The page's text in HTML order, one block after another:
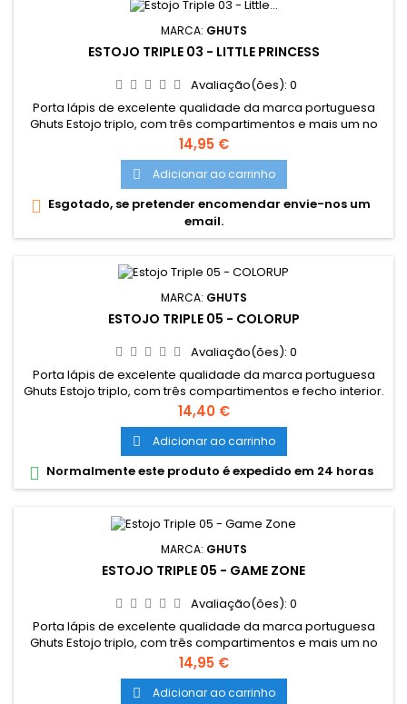
MARCA: GHUTS
ESTOJO TRIPLE 03 - LITTLE PRINCESS
Avaliação(ões): 0
Porta lápis de excelente qualidade da marca portuguesa
Ghuts Estojo triplo, com três compartimentos e mais um no
fecho interior. Dimensões: 22,5 x 11 x 5 cm Características:
Polyester 600D; Fechos e cursor certificados YKK
Preço
14,95 €
 Adicionar ao carrinho
 Esgotado, se pretender encomendar envie-nos um
email.
MARCA: GHUTS
ESTOJO TRIPLE 05 - COLORUP
Avaliação(ões): 0
Porta lápis de excelente qualidade da marca portuguesa
Ghuts Estojo triplo, com três compartimentos e fecho interior.
Dimensões: 22,5 x 12 x 5 cm Características: Polyester 600D;
Fechos e cursor certificados YKK
Preço
14,40 €
 Adicionar ao carrinho
 Normalmente este produto é expedido em 24 horas
MARCA: GHUTS
ESTOJO TRIPLE 05 - GAME ZONE
Avaliação(ões): 0
Porta lápis de excelente qualidade da marca portuguesa
Ghuts Estojo triplo, com três compartimentos e mais um no
fecho interior. Dimensões: 22,5 x 11 x 5 cm Características:
Polyester 600D; Fechos e cursor certificados YKK
Preço
14,95 €
 Adicionar ao carrinho